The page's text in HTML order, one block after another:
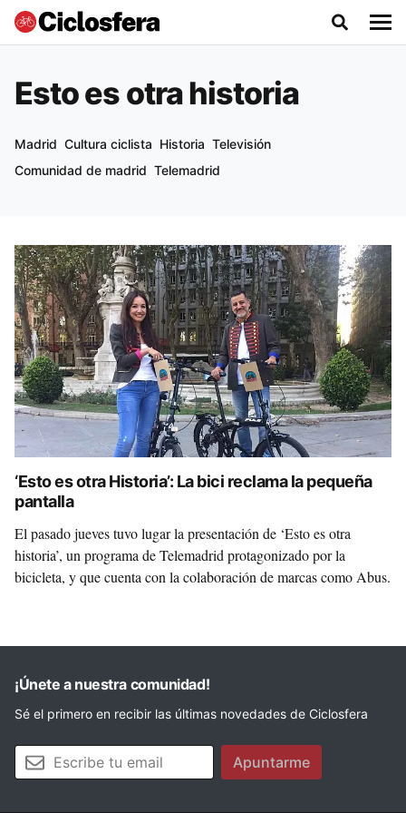
Esto es otra historia
Madrid Cultura ciclista Historia Televisión
Comunidad de madrid Telemadrid
‘Esto es otra Historia’: La bici reclama la pequeña
pantalla
El pasado jueves tuvo lugar la presentación de ‘Esto es otra
historia’, un programa de Telemadrid protagonizado por la
bicicleta, y que cuenta con la colaboración de marcas como Abus.
¡Únete a nuestra comunidad!
Sé el primero en recibir las últimas novedades de Ciclosfera
Tu email Apuntarme